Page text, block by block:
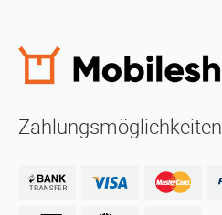
Zahlungsmöglichkeiten